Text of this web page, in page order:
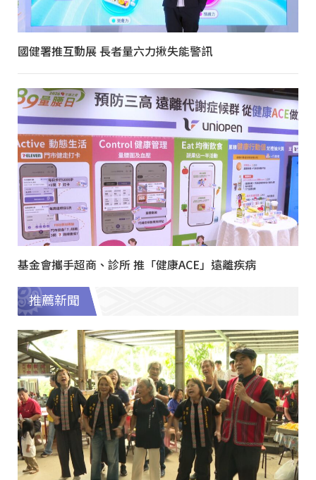
國健署推互動展 長者量六力揪失能警訊
基金會攜手超商、診所 推「健康ACE」遠離疾病
推薦新聞